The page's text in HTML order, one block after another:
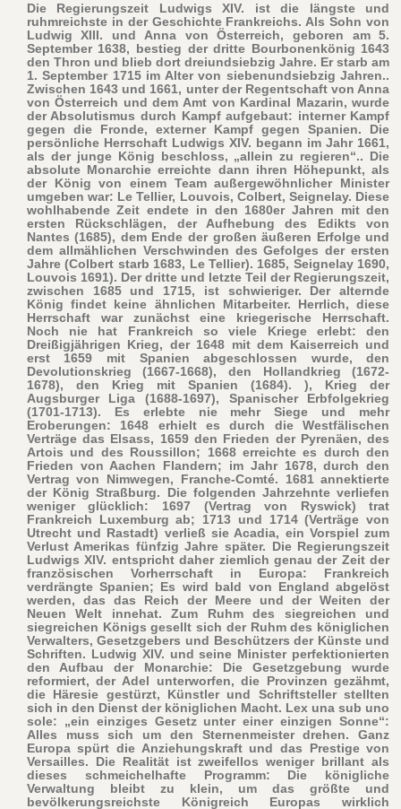
Die Regierungszeit Ludwigs XIV. ist die längste und
ruhmreichste in der Geschichte Frankreichs. Als Sohn von
Ludwig XIII. und Anna von Österreich, geboren am 5.
September 1638, bestieg der dritte Bourbonenkönig 1643
den Thron und blieb dort dreiundsiebzig Jahre. Er starb am
1. September 1715 im Alter von siebenundsiebzig Jahren..
Zwischen 1643 und 1661, unter der Regentschaft von Anna
von Österreich und dem Amt von Kardinal Mazarin, wurde
der Absolutismus durch Kampf aufgebaut: interner Kampf
gegen die Fronde, externer Kampf gegen Spanien. Die
persönliche Herrschaft Ludwigs XIV. begann im Jahr 1661,
als der junge König beschloss, „allein zu regieren“.. Die
absolute Monarchie erreichte dann ihren Höhepunkt, als
der König von einem Team außergewöhnlicher Minister
umgeben war: Le Tellier, Louvois, Colbert, Seignelay. Diese
wohlhabende Zeit endete in den 1680er Jahren mit den
ersten Rückschlägen, der Aufhebung des Edikts von
Nantes (1685), dem Ende der großen äußeren Erfolge und
dem allmählichen Verschwinden des Gefolges der ersten
Jahre (Colbert starb 1683, Le Tellier). 1685, Seignelay 1690,
Louvois 1691). Der dritte und letzte Teil der Regierungszeit,
zwischen 1685 und 1715, ist schwieriger. Der alternde
König findet keine ähnlichen Mitarbeiter. Herrlich, diese
Herrschaft war zunächst eine kriegerische Herrschaft.
Noch nie hat Frankreich so viele Kriege erlebt: den
Dreißigjährigen Krieg, der 1648 mit dem Kaiserreich und
erst 1659 mit Spanien abgeschlossen wurde, den
Devolutionskrieg (1667-1668), den Hollandkrieg (1672-
1678), den Krieg mit Spanien (1684). ), Krieg der
Augsburger Liga (1688-1697), Spanischer Erbfolgekrieg
(1701-1713). Es erlebte nie mehr Siege und mehr
Eroberungen: 1648 erhielt es durch die Westfälischen
Verträge das Elsass, 1659 den Frieden der Pyrenäen, des
Artois und des Roussillon; 1668 erreichte es durch den
Frieden von Aachen Flandern; im Jahr 1678, durch den
Vertrag von Nimwegen, Franche-Comté. 1681 annektierte
der König Straßburg. Die folgenden Jahrzehnte verliefen
weniger glücklich: 1697 (Vertrag von Ryswick) trat
Frankreich Luxemburg ab; 1713 und 1714 (Verträge von
Utrecht und Rastadt) verließ sie Acadia, ein Vorspiel zum
Verlust Amerikas fünfzig Jahre später. Die Regierungszeit
Ludwigs XIV. entspricht daher ziemlich genau der Zeit der
französischen Vorherrschaft in Europa: Frankreich
verdrängte Spanien; Es wird bald von England abgelöst
werden, das das Reich der Meere und der Weiten der
Neuen Welt innehat. Zum Ruhm des siegreichen und
siegreichen Königs gesellt sich der Ruhm des königlichen
Verwalters, Gesetzgebers und Beschützers der Künste und
Schriften. Ludwig XIV. und seine Minister perfektionierten
den Aufbau der Monarchie: Die Gesetzgebung wurde
reformiert, der Adel unterworfen, die Provinzen gezähmt,
die Häresie gestürzt, Künstler und Schriftsteller stellten
sich in den Dienst der königlichen Macht. Lex una sub uno
sole: „ein einziges Gesetz unter einer einzigen Sonne“:
Alles muss sich um den Sternenmeister drehen. Ganz
Europa spürt die Anziehungskraft und das Prestige von
Versailles. Die Realität ist zweifellos weniger brillant als
dieses schmeichelhafte Programm: Die königliche
Verwaltung bleibt zu klein, um das größte und
bevölkerungsreichste Königreich Europas wirklich